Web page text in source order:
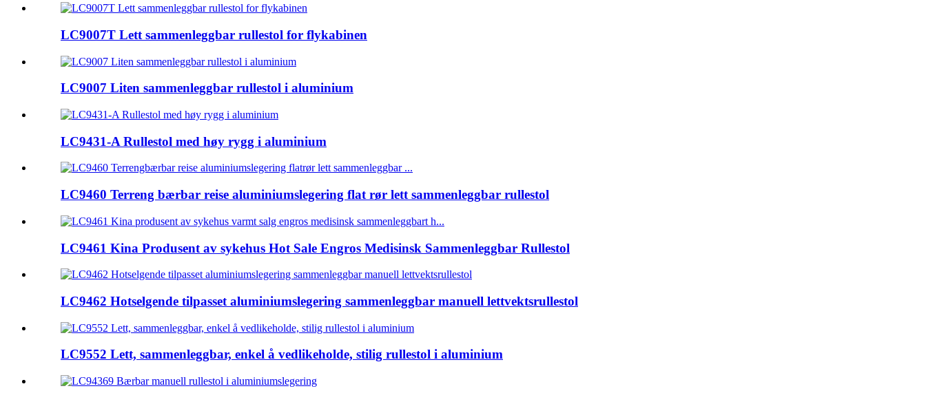
LC9007T Lett sammenleggbar rullestol for flykabinen
LC9007 Liten sammenleggbar rullestol i aluminium
LC9431-A Rullestol med høy rygg i aluminium
LC9460 Terreng bærbar reise aluminiumslegering flat rør lett sammenleggbar rullestol
LC9461 Kina Produsent av sykehus Hot Sale Engros Medisinsk Sammenleggbar Rullestol
LC9462 Hotselgende tilpasset aluminiumslegering sammenleggbar manuell lettvektsrullestol
LC9552 Lett, sammenleggbar, enkel å vedlikeholde, stilig rullestol i aluminium